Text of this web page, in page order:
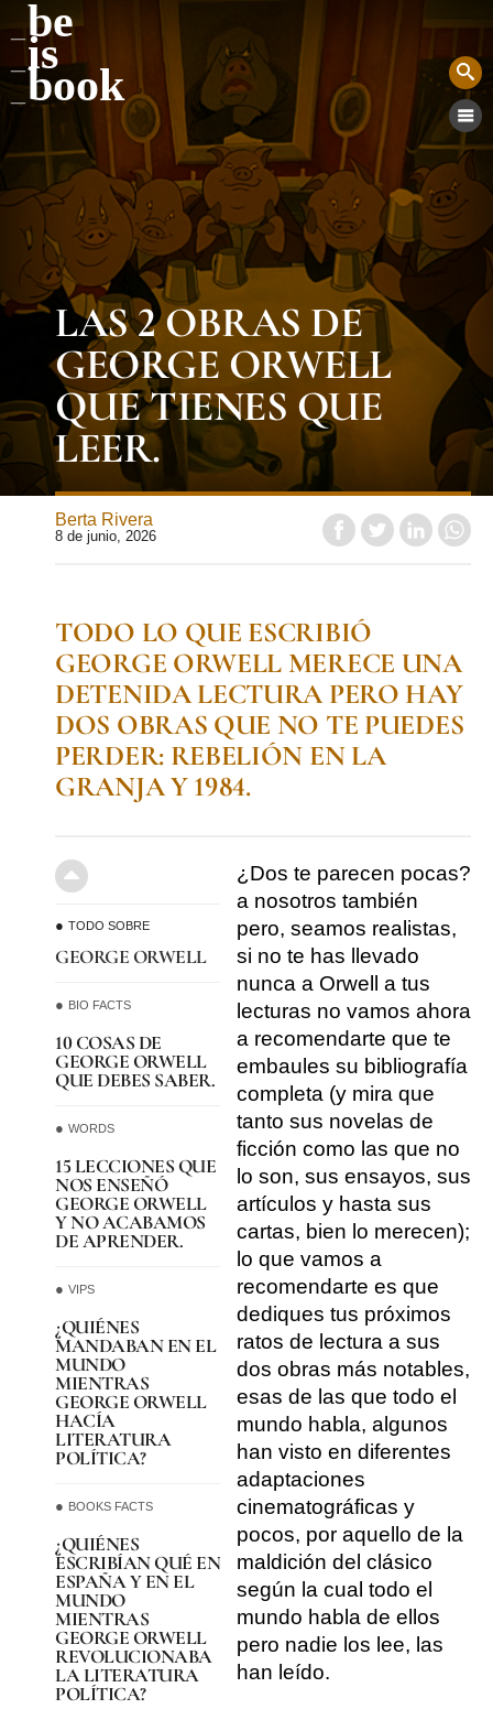
be
is
book
LAS 2 OBRAS DE
GEORGE ORWELL
QUE TIENES QUE
LEER.
Berta Rivera
8 de junio, 2026
TODO LO QUE ESCRIBIÓ
GEORGE ORWELL MERECE UNA
DETENIDA LECTURA PERO HAY
DOS OBRAS QUE NO TE PUEDES
PERDER: REBELIÓN EN LA
GRANJA Y 1984.
TODO SOBRE
GEORGE ORWELL
BIO FACTS
10 COSAS DE
GEORGE ORWELL
QUE DEBES SABER.
WORDS
15 LECCIONES QUE
NOS ENSEÑÓ
GEORGE ORWELL
Y NO ACABAMOS
DE APRENDER.
VIPS
¿QUIÉNES
MANDABAN EN EL
MUNDO
MIENTRAS
GEORGE ORWELL
HACÍA
LITERATURA
POLÍTICA?
BOOKS FACTS
¿QUIÉNES
ESCRIBÍAN QUÉ EN
ESPAÑA Y EN EL
MUNDO
MIENTRAS
GEORGE ORWELL
REVOLUCIONABA
LA LITERATURA
POLÍTICA?
¿Dos te parecen pocas?
a nosotros también
pero, seamos realistas,
si no te has llevado
nunca a Orwell a tus
lecturas no vamos ahora
a recomendarte que te
embaules su bibliografía
completa (y mira que
tanto sus novelas de
ficción como las que no
lo son, sus ensayos, sus
artículos y hasta sus
cartas, bien lo merecen);
lo que vamos a
recomendarte es que
dediques tus próximos
ratos de lectura a sus
dos obras más notables,
esas de las que todo el
mundo habla, algunos
han visto en diferentes
adaptaciones
cinematográficas y
pocos, por aquello de la
maldición del clásico
según la cual todo el
mundo habla de ellos
pero nadie los lee, las
han leído.